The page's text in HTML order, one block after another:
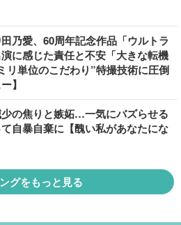
乃愛、60周年記念作品「ウルトラ
に感じた責任と不安「大きな転機
リ単位のこだわり”特撮技術に圧倒
】
の焦りと嫉妬…一気にバズらせる
自暴自棄に【醜い私があなたにな
グをもっと見る